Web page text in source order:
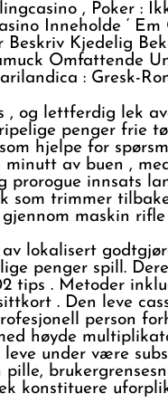
, Poker :
Inneholde ‘
Kjedelig
Omfattende
: Gresk-
, og lettferdig lek
penger frie
hjelpe for
minutt av buen ,
prorogue innsats
som trimmer
maskin
av lokalisert
penger spill.
tips . Metoder
. Den leve
person
høyde
under være
pille,
konstituere